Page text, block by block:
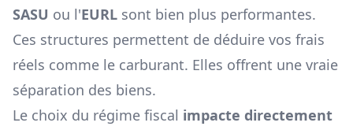
SASU ou l'EURL sont bien plus performantes.
Ces structures permettent de déduire vos frais
réels comme le carburant. Elles offrent une vraie
séparation des biens.
Le choix du régime fiscal impacte directement